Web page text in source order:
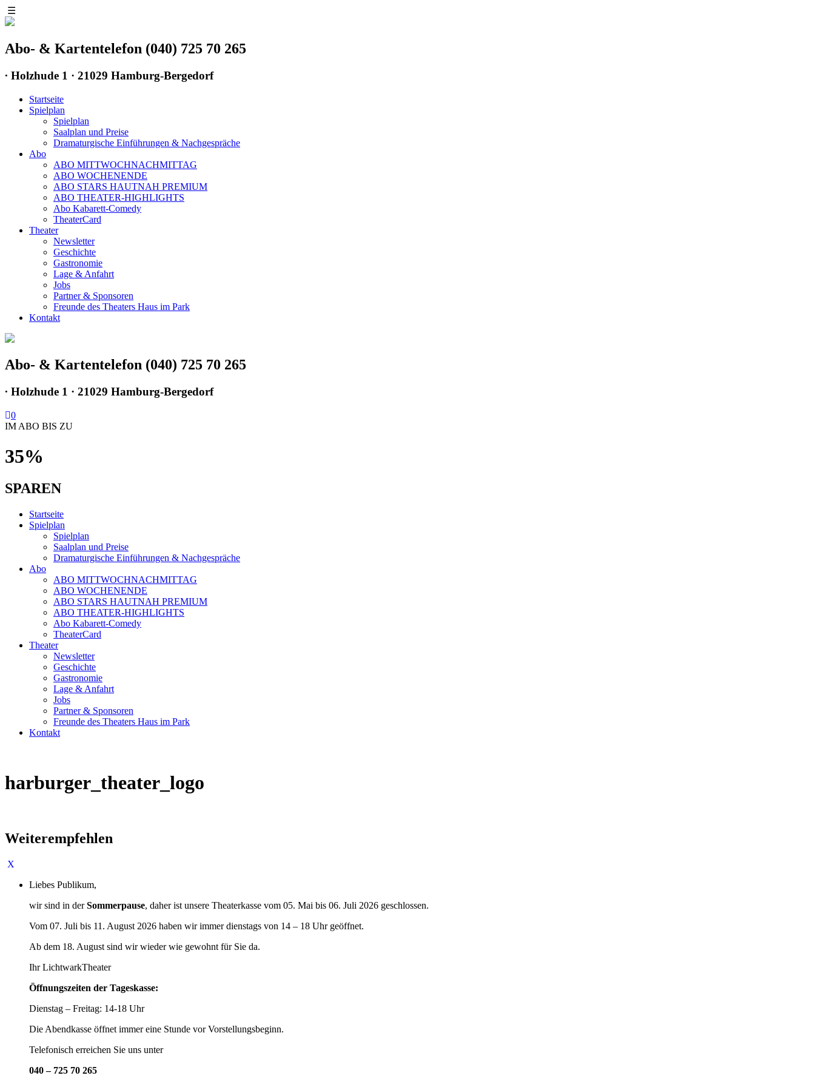
☰
Abo- & Kartentelefon (040) 725 70 265
∙ Holzhude 1 · 21029 Hamburg-Bergedorf
Startseite
Spielplan
Spielplan
Saalplan und Preise
Dramaturgische Einführungen & Nachgespräche
Abo
ABO MITTWOCHNACHMITTAG
ABO WOCHENENDE
ABO STARS HAUTNAH PREMIUM
ABO THEATER-HIGHLIGHTS
Abo Kabarett-Comedy
TheaterCard
Theater
Newsletter
Geschichte
Gastronomie
Lage & Anfahrt
Jobs
Partner & Sponsoren
Freunde des Theaters Haus im Park
Kontakt
Abo- & Kartentelefon (040) 725 70 265
∙ Holzhude 1 · 21029 Hamburg-Bergedorf
0
IM ABO BIS ZU
35%
SPAREN
Startseite
Spielplan
Spielplan
Saalplan und Preise
Dramaturgische Einführungen & Nachgespräche
Abo
ABO MITTWOCHNACHMITTAG
ABO WOCHENENDE
ABO STARS HAUTNAH PREMIUM
ABO THEATER-HIGHLIGHTS
Abo Kabarett-Comedy
TheaterCard
Theater
Newsletter
Geschichte
Gastronomie
Lage & Anfahrt
Jobs
Partner & Sponsoren
Freunde des Theaters Haus im Park
Kontakt
harburger_theater_logo
Weiterempfehlen
Liebes Publikum,
wir sind in derSommerpause, daher ist unsere Theaterkasse vom 05. Mai bis 06. Juli 2026 geschlossen.
Vom 07. Juli bis 11. August 2026 haben wir immer dienstags von 14 – 18 Uhr geöffnet.
Ab dem 18. August sind wir wieder wie gewohnt für Sie da.
Ihr LichtwarkTheater
Öffnungszeiten der Tageskasse:
Dienstag – Freitag: 14-18 Uhr
Die Abendkasse öffnet immer eine Stunde vor Vorstellungsbeginn.
Telefonisch erreichen Sie uns unter
040 – 725 70 265